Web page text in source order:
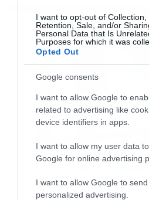
I want to opt-out of Collection,
Retention, Sale, and/or
Personal Data that Is
Purposes for which it was
Opted Out
Google consents
I want to allow Google to
related to advertising like
device identifiers in apps.
I want to allow my user data
Google for online advertising
I want to allow Google to
personalized advertising.
πρωταγωνίστρια του
άνετα υποψηφιότητα για
Κροφτ. Και όχι μόνο.
[youtube
height=”360″]
Movies